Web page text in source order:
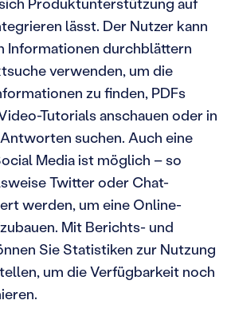
lässt. Der Nutzer kann
Informationen durchblättern
verwenden, um die
zu finden, PDFs
Tutorials anschauen oder in
suchen. Auch eine
Media ist möglich – so
Twitter oder Chat-
werden, um eine Online-
Mit Berichts- und
Sie Statistiken zur Nutzung
um die Verfügbarkeit noch